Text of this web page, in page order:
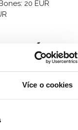
Více o cookies
20 EUR
proto